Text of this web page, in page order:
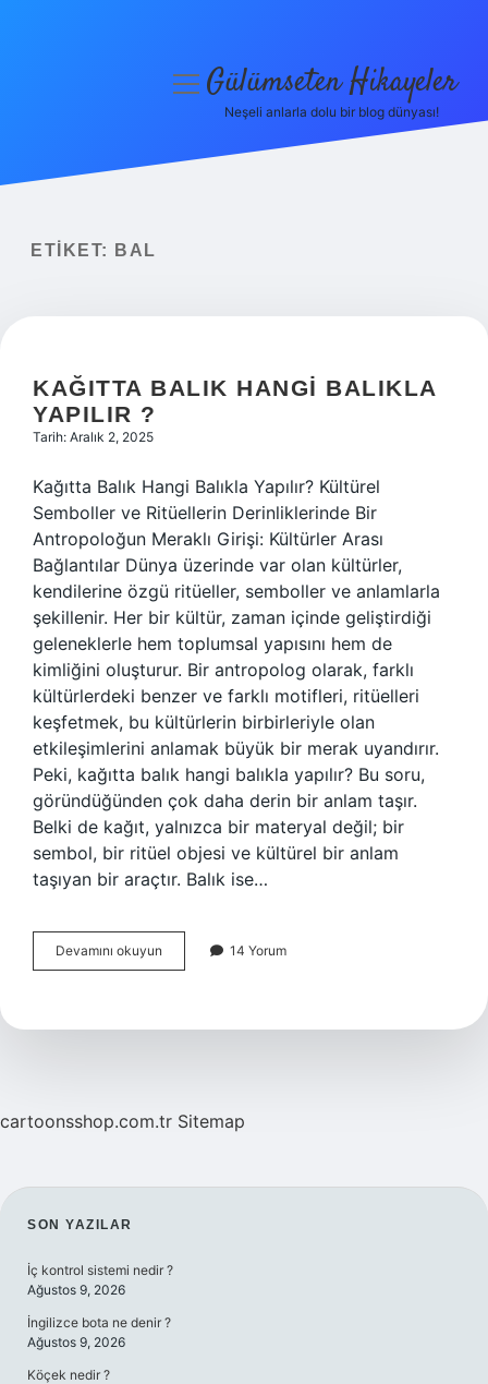
Yasal Uyarı
menüyüGülümseten Hikayeler
Neşeli anlarla dolu bir blog dünyası!
ETIKET: BAL
KAĞITTA BALIK HANGI BALIKLA
YAPILIR ?
Tarih: Aralık 2, 2025
Kağıtta Balık Hangi Balıkla Yapılır? Kültürel
Semboller ve Ritüellerin Derinliklerinde Bir
Antropoloğun Meraklı Girişi: Kültürler Arası
Bağlantılar Dünya üzerinde var olan kültürler,
kendilerine özgü ritüeller, semboller ve anlamlarla
şekillenir. Her bir kültür, zaman içinde geliştirdiği
geleneklerle hem toplumsal yapısını hem de
kimliğini oluşturur. Bir antropolog olarak, farklı
kültürlerdeki benzer ve farklı motifleri, ritüelleri
keşfetmek, bu kültürlerin birbirleriyle olan
etkileşimlerini anlamak büyük bir merak uyandırır.
Peki, kağıtta balık hangi balıkla yapılır? Bu soru,
göründüğünden çok daha derin bir anlam taşır.
Belki de kağıt, yalnızca bir materyal değil; bir
sembol, bir ritüel objesi ve kültürel bir anlam
taşıyan bir araçtır. Balık ise…
Devamını okuyun
balık
yapılır
14 Yorum
cartoonsshop.com.tr Sitemap
SIDEBAR
SON YAZILAR
İç kontrol sistemi nedir ?
Ağustos 9, 2026
İngilizce bota ne denir ?
Ağustos 9, 2026
Köçek nedir ?